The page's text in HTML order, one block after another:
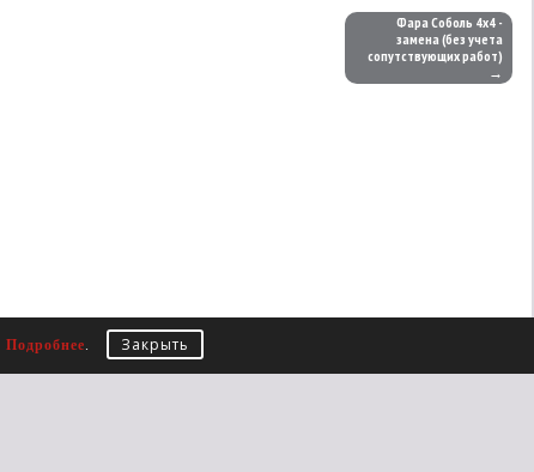
Фара Соболь 4х4 -
замена (без учета
сопутствующих работ)
→
Подробнее. Закрыть